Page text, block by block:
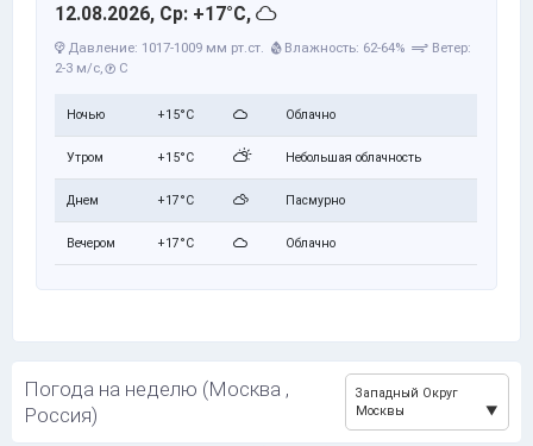
12.08.2026, Ср: +17°C,
Давление: 1017-1009 мм рт.ст. Влажность: 62-64%
Ветер:
2-3 м/с,
С
Ночью +15°C Облачно
Утром +15°C Небольшая облачность
Днем +17°C Пасмурно
Вечером +17°C Облачно
Погода на неделю (Москва ,
Россия)
Западный Округ
Москвы